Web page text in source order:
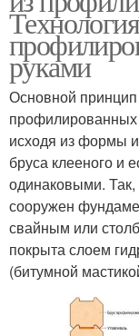
руками
Основной принцип
профилированных
исходя из формы
бруса клееного и
одинаковыми.
сооружен
свайным или
покрыта слоем
(битумной